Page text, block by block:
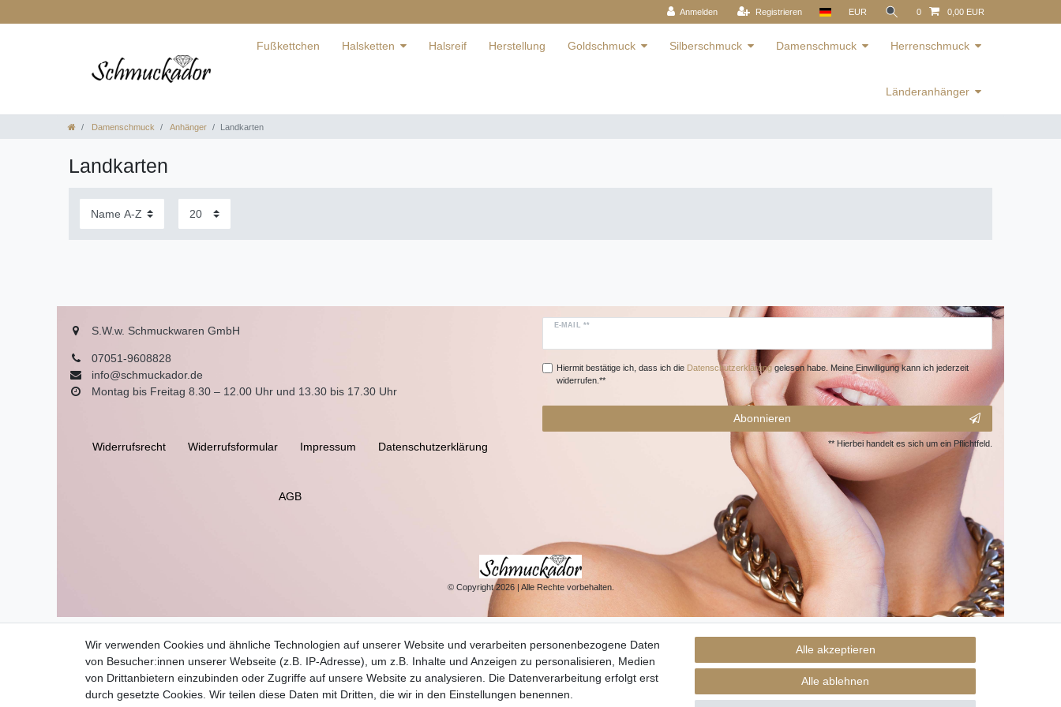
Anmelden Registrieren EUR 0 0,00 EUR
Fußkettchen Halsketten Halsreif Herstellung Goldschmuck Silberschmuck Damenschmuck Herrenschmuck
Länderanhänger
Damenschmuck Anhänger Landkarten
Landkarten
Wir verwenden Cookies und ähnliche Technologien auf unserer Website und verarbeiten personenbezogene Daten
von Besucher:innen unserer Webseite (z.B. IP-Adresse), um z.B. Inhalte und Anzeigen zu personalisieren, Medien
von Drittanbietern einzubinden oder Zugriffe auf unsere Website zu analysieren. Die Datenverarbeitung erfolgt erst
durch gesetzte Cookies. Wir teilen diese Daten mit Dritten, die wir in den Einstellungen benennen.
Alle akzeptieren
Alle ablehnen
S.W.w. Schmuckwaren GmbH
07051-9608828
info@schmuckador.de
Montag bis Freitag 8.30 – 12.00 Uhr und 13.30 bis 17.30 Uhr
Widerrufs­recht Widerrufs­formular Impressum Daten­schutz­erklärung
AGB
E-MAIL **
Hiermit bestätige ich, dass ich die Daten­schutz­erklärunggelesen habe. Meine Einwilligung kann ich jederzeit
widerrufen.**
Abonnieren
** Hierbei handelt es sich um ein Pflichtfeld.
© Copyright 2026 | Alle Rechte vorbehalten.